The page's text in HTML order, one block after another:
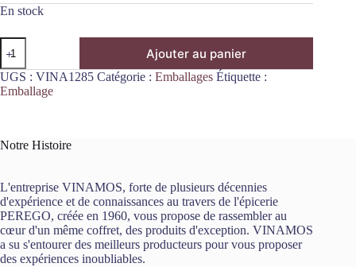
En stock
quantité
de
Coffret
Sauce
Piquante
Ajouter au panier
UGS : VINA1285 Catégorie : Emballages Étiquette :
Emballage
Notre Histoire
L'entreprise VINAMOS, forte de plusieurs décennies
d'expérience et de connaissances au travers de l'épicerie
PEREGO, créée en 1960, vous propose de rassembler au
cœur d'un même coffret, des produits d'exception. VINAMOS
a su s'entourer des meilleurs producteurs pour vous proposer
des expériences inoubliables.